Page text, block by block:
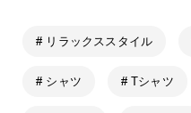
# リラックススタイル
# シャツ # Tシャツ